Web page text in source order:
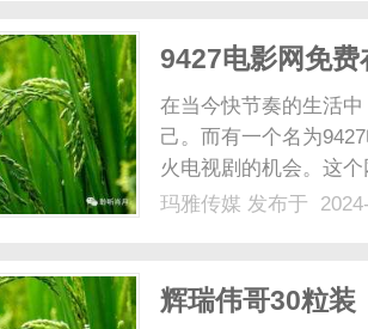
9427电影网免
在当今快节奏的生活
己。而有一个名为
火电视剧的机会。这
随地轻松畅享精彩剧
玛雅传媒 发布于
辉瑞伟哥30粒装